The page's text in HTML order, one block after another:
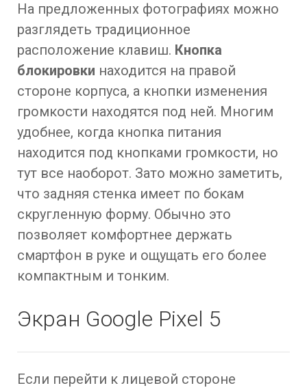
На предложенных фотографиях можно
разглядеть традиционное
расположение клавиш. Кнопка
блокировки находится на правой
стороне корпуса, а кнопки изменения
громкости находятся под ней. Многим
удобнее, когда кнопка питания
находится под кнопками громкости, но
тут все наоборот. Зато можно заметить,
что задняя стенка имеет по бокам
скругленную форму. Обычно это
позволяет комфортнее держать
смартфон в руке и ощущать его более
компактным и тонким.
Экран Google Pixel 5
Если перейти к лицевой стороне